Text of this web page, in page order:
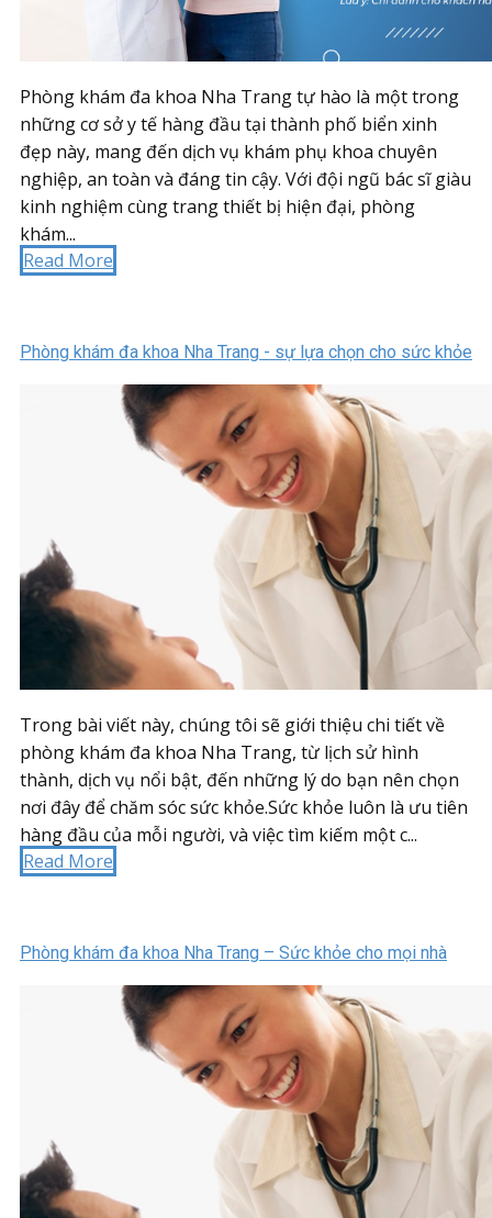
Phòng khám đa khoa Nha Trang tự hào là một trong
những cơ sở y tế hàng đầu tại thành phố biển xinh
đẹp này, mang đến dịch vụ khám phụ khoa chuyên
nghiệp, an toàn và đáng tin cậy. Với đội ngũ bác sĩ giàu
kinh nghiệm cùng trang thiết bị hiện đại, phòng
khám...
Read More
Phòng khám đa khoa Nha Trang - sự lựa chọn cho sức khỏe
Trong bài viết này, chúng tôi sẽ giới thiệu chi tiết về
phòng khám đa khoa Nha Trang, từ lịch sử hình
thành, dịch vụ nổi bật, đến những lý do bạn nên chọn
nơi đây để chăm sóc sức khỏe.Sức khỏe luôn là ưu tiên
hàng đầu của mỗi người, và việc tìm kiếm một c...
Read More
Phòng khám đa khoa Nha Trang – Sức khỏe cho mọi nhà